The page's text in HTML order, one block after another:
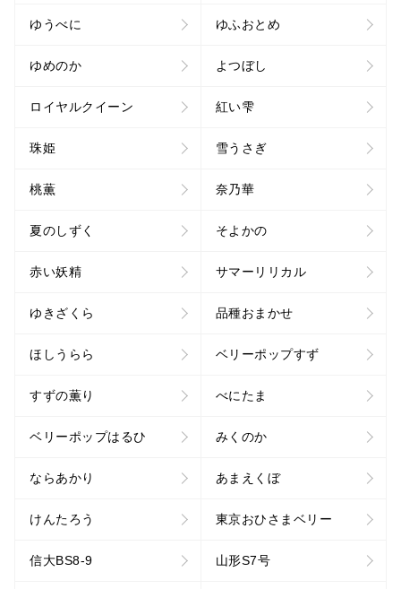
ゆうべに ゆふおとめ
ゆめのか よつぼし
ロイヤルクイーン 紅い雫
珠姫 雪うさぎ
桃薫 奈乃華
夏のしずく そよかの
赤い妖精 サマーリリカル
ゆきざくら 品種おまかせ
ほしうらら ベリーポップすず
すずの薫り べにたま
ベリーポップはるひ みくのか
ならあかり あまえくぼ
けんたろう 東京おひさまベリー
信大BS8-9 山形S7号